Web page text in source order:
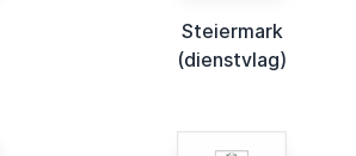
Steiermark
(dienstvlag)